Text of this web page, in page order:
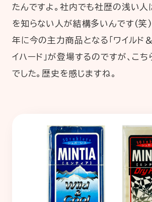
たんですよ。社内でも社歴の浅い人
を知らない人が結構多いんです(
年に今の主力商品となる「ワイルド＆
イハード」が登場するのですが、こ
でした。歴史を感じますね。